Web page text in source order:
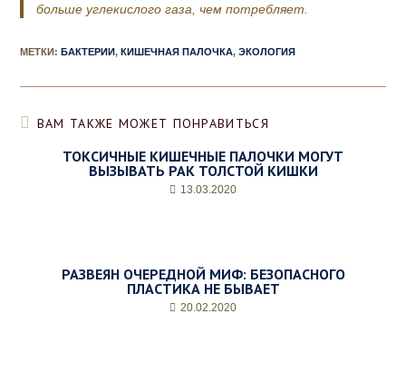
больше углекислого газа, чем потребляет.
МЕТКИ:БАКТЕРИИ, КИШЕЧНАЯ ПАЛОЧКА, ЭКОЛОГИЯ
ВАМ ТАКЖЕ МОЖЕТ ПОНРАВИТЬСЯ
ТОКСИЧНЫЕ КИШЕЧНЫЕ ПАЛОЧКИ МОГУТ
ВЫЗЫВАТЬ РАК ТОЛСТОЙ КИШКИ
13.03.2020
РАЗВЕЯН ОЧЕРЕДНОЙ МИФ: БЕЗОПАСНОГО
ПЛАСТИКА НЕ БЫВАЕТ
20.02.2020